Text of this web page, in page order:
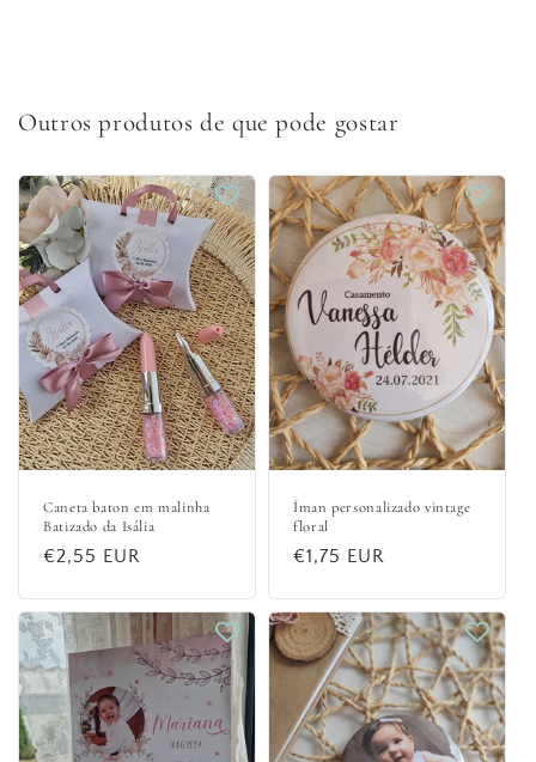
Outros produtos de que pode gostar
Caneta baton em malinha
Batizado da Isália
Preço
€2,55 EUR
Íman personalizado vintage
floral
Preço
€1,75 EUR